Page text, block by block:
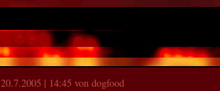
20.7.2005 | 14:45 von dogfood